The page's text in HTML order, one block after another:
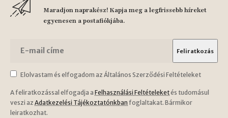
Maradjon naprakész! Kapja meg a legfrissebb híreket
egyenesen a postafiókjába.
Elolvastam és elfogadom az Általános Szerződési Feltételeket
A feliratkozással elfogadja a Felhasználási Feltételeketés tudomásul
veszi az Adatkezelési Tájékoztatónkban foglaltakat. Bármikor
leiratkozhat.